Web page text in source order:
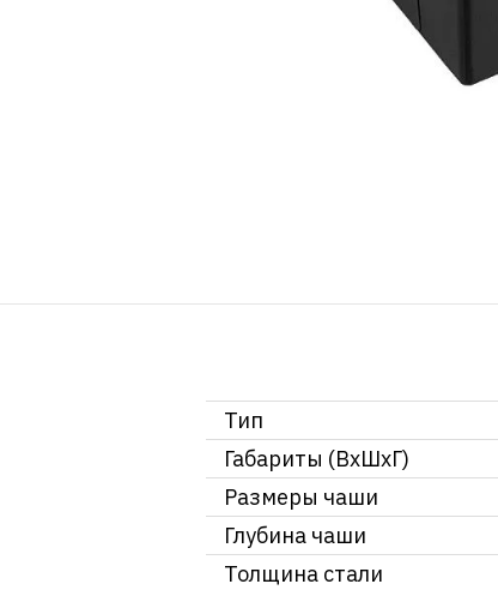
Тип
Габариты (ВхШхГ)
Размеры чаши
Глубина чаши
Толщина стали